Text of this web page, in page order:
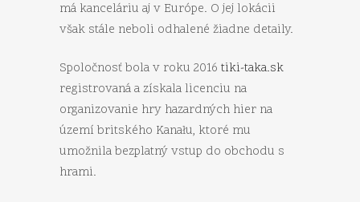
má kanceláriu aj v Európe. O jej lokácii
však stále neboli odhalené žiadne detaily.
Spoločnosť bola v roku 2016 tiki-taka.sk
registrovaná a získala licenciu na
organizovanie hry hazardných hier na
území britského Kanału, ktoré mu
umožnila bezplatný vstup do obchodu s
hrami.